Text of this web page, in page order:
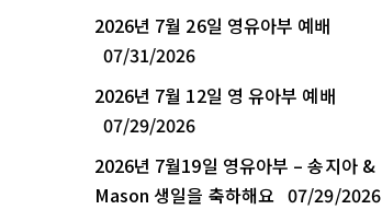
2026년 7월 26일 영유아부 예배
07/31/2026
2026년 7월 12일 영 유아부 예배
07/29/2026
2026년 7월19일 영유아부 – 송지아 &
Mason 생일을 축하해요 07/29/2026